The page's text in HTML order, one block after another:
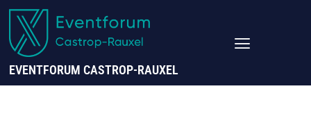
EVENTFORUM CASTROP-RAUXEL